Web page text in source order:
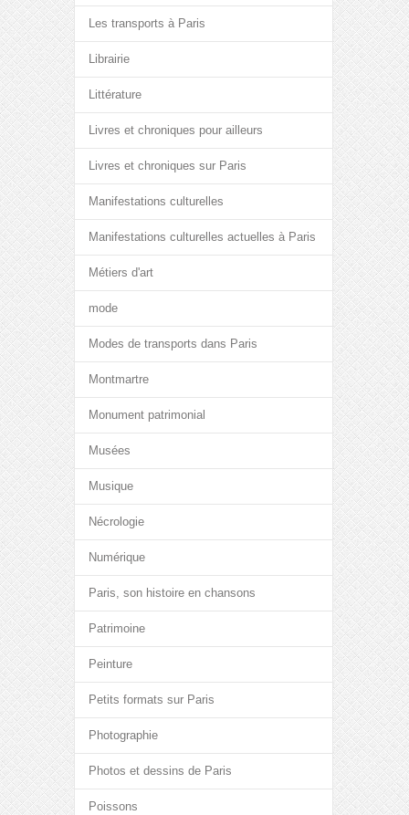
Les transports à Paris
Librairie
Littérature
Livres et chroniques pour ailleurs
Livres et chroniques sur Paris
Manifestations culturelles
Manifestations culturelles actuelles à Paris
Métiers d'art
mode
Modes de transports dans Paris
Montmartre
Monument patrimonial
Musées
Musique
Nécrologie
Numérique
Paris, son histoire en chansons
Patrimoine
Peinture
Petits formats sur Paris
Photographie
Photos et dessins de Paris
Poissons